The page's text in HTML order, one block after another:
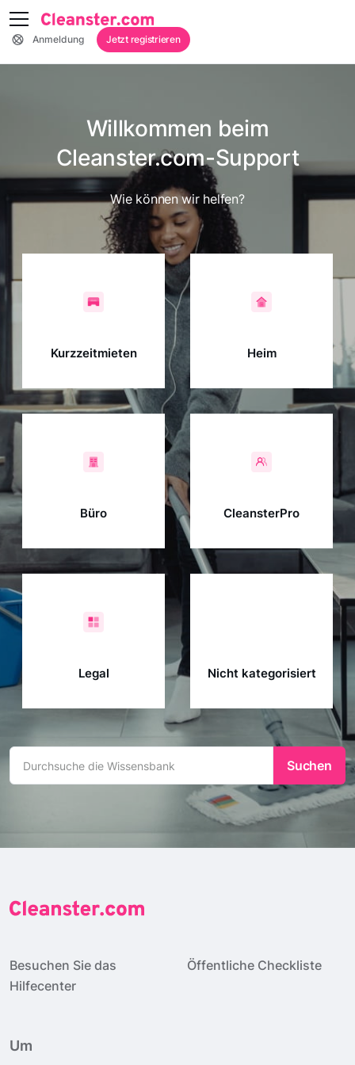
Anmeldung Jetzt registrieren
Willkommen beim
Cleanster.com-Support
Wie können wir helfen?
Kurzzeitmieten Heim
Büro CleansterPro
Legal Nicht kategorisiert
Durchsuche die Wissensbank
Besuchen Sie das
Hilfecenter
Öffentliche Checkliste
Um